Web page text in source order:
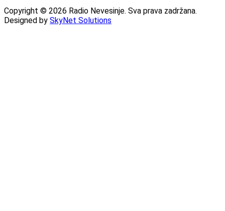
Copyright © 2026 Radio Nevesinje. Sva prava zadržana.
Designed by SkyNet Solutions